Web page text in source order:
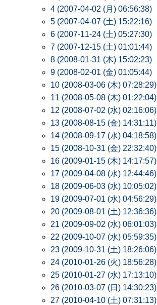
4 (2007-04-02 (月) 06:56:38)
5 (2007-04-07 (土) 15:22:16)
6 (2007-11-24 (土) 05:27:30)
7 (2007-12-15 (土) 01:01:44)
8 (2008-01-31 (木) 15:02:23)
9 (2008-02-01 (金) 01:05:44)
10 (2008-03-06 (木) 07:28:29)
11 (2008-05-08 (木) 01:22:04)
12 (2008-07-02 (水) 02:16:06)
13 (2008-08-15 (金) 14:31:11)
14 (2008-09-17 (水) 04:18:58)
15 (2008-10-31 (金) 22:32:40)
16 (2009-01-15 (木) 14:17:57)
17 (2009-04-08 (水) 12:44:46)
18 (2009-06-03 (水) 10:05:02)
19 (2009-07-01 (水) 04:56:29)
20 (2009-08-01 (土) 12:36:36)
21 (2009-09-02 (水) 06:01:03)
22 (2009-10-07 (水) 05:59:35)
23 (2009-10-31 (土) 18:26:06)
24 (2010-01-26 (火) 18:56:28)
25 (2010-01-27 (水) 17:13:10)
26 (2010-03-07 (日) 14:30:23)
27 (2010-04-10 (土) 07:31:13)